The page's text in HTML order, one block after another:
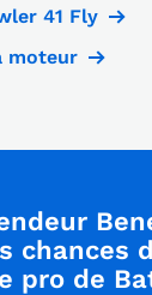
41 Fly
moteur
chances
pro de